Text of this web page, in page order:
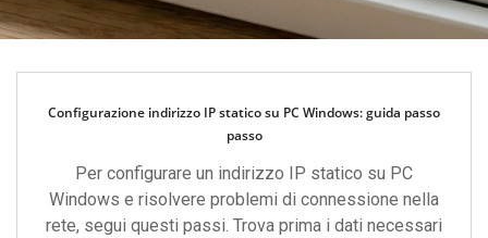
Configurazione indirizzo IP statico su PC Windows: guida passo
passo
Per configurare un indirizzo IP statico su PC
Windows e risolvere problemi di connessione nella
rete, segui questi passi. Trova prima i dati necessari